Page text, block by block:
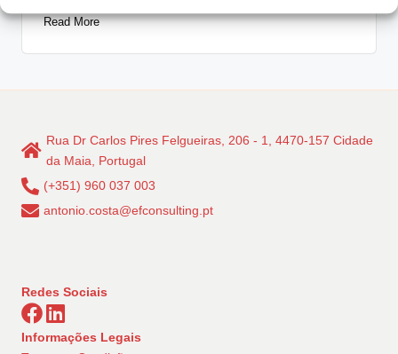
Read More
Rua Dr Carlos Pires Felgueiras, 206 - 1, 4470-157 Cidade
da Maia, Portugal
(+351) 960 037 003
antonio.costa@efconsulting.pt
Redes Sociais
Informações Legais